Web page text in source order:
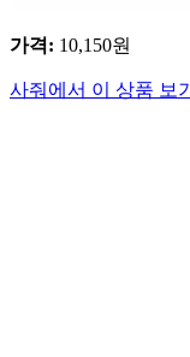
가격: 10,150원
사줘에서 이 상품 보기